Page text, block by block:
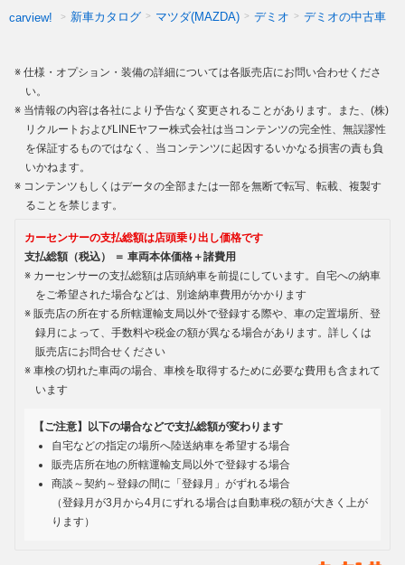
carview! 新車カタログ マツダ(MAZDA) デミオ デミオの中古車
仕様・オプション・装備の詳細については各販売店にお問い合わせくださ
い。
当情報の内容は各社により予告なく変更されることがあります。また、(株)
リクルートおよびLINEヤフー株式会社は当コンテンツの完全性、無誤謬性
を保証するものではなく、当コンテンツに起因するいかなる損害の責も負
いかねます。
コンテンツもしくはデータの全部または一部を無断で転写、転載、複製す
ることを禁じます。
カーセンサーの支払総額は店頭乗り出し価格です
支払総額（税込） ＝ 車両本体価格＋諸費用
カーセンサーの支払総額は店頭納車を前提にしています。自宅への納車
をご希望された場合などは、別途納車費用がかかります
販売店の所在する所轄運輸支局以外で登録する際や、車の定置場所、登
録月によって、手数料や税金の額が異なる場合があります。詳しくは
販売店にお問合せください
車検の切れた車両の場合、車検を取得するために必要な費用も含まれて
います
【ご注意】以下の場合などで支払総額が変わります
自宅などの指定の場所へ陸送納車を希望する場合
販売店所在地の所轄運輸支局以外で登録する場合
商談～契約～登録の間に「登録月」がずれる場合
（登録月が3月から4月にずれる場合は自動車税の額が大きく上が
ります）